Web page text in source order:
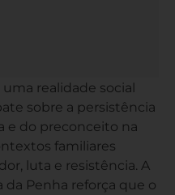
realidade social
sobre a persistência
e do preconceito na
familiares
luta e resistência. A
da Penha reforça que o